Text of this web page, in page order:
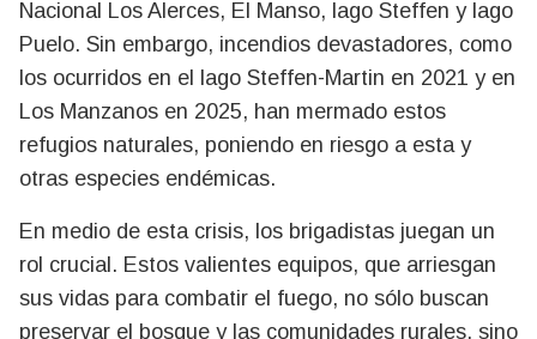
Nacional Los Alerces, El Manso, lago Steffen y lago
Puelo. Sin embargo, incendios devastadores, como
los ocurridos en el lago Steffen-Martin en 2021 y en
Los Manzanos en 2025, han mermado estos
refugios naturales, poniendo en riesgo a esta y
otras especies endémicas.
En medio de esta crisis, los brigadistas juegan un
rol crucial. Estos valientes equipos, que arriesgan
sus vidas para combatir el fuego, no sólo buscan
preservar el bosque y las comunidades rurales, sino